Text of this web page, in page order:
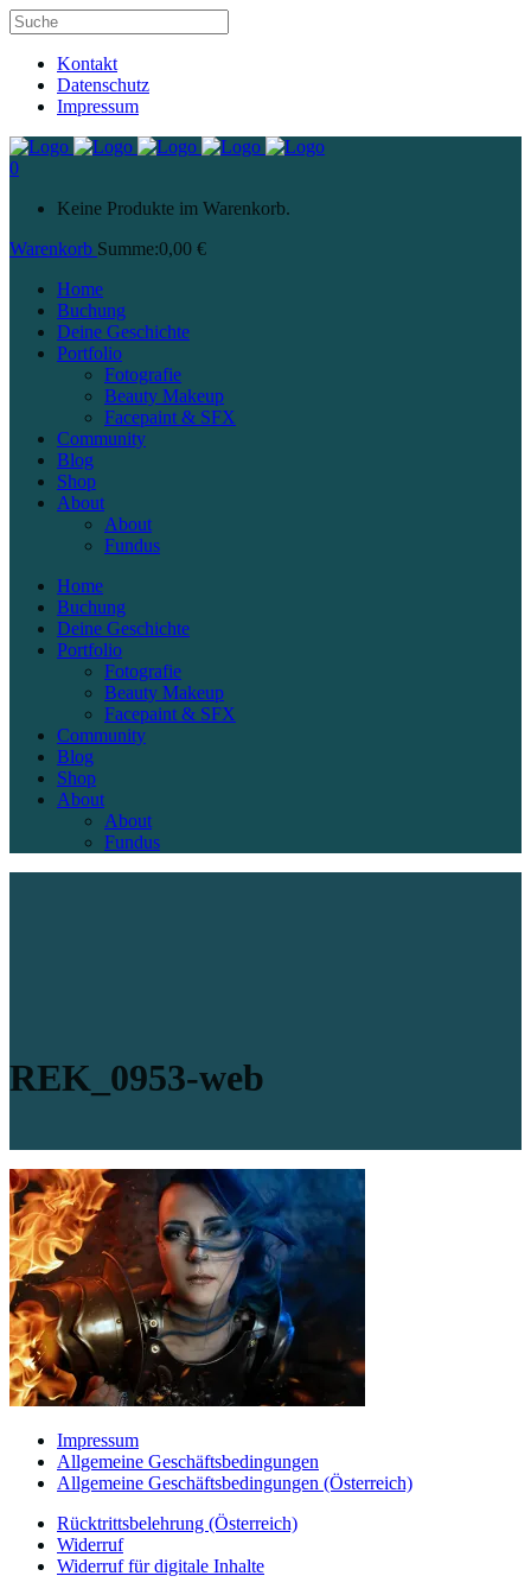
Kontakt
Datenschutz
Impressum
0
Keine Produkte im Warenkorb.
Warenkorb Summe:0,00 €
Home
Buchung
Deine Geschichte
Portfolio
Fotografie
Beauty Makeup
Facepaint & SFX
Community
Blog
Shop
About
About
Fundus
Home
Buchung
Deine Geschichte
Portfolio
Fotografie
Beauty Makeup
Facepaint & SFX
Community
Blog
Shop
About
About
Fundus
REK_0953-web
Impressum
Allgemeine Geschäftsbedingungen
Allgemeine Geschäftsbedingungen (Österreich)
Rücktrittsbelehrung (Österreich)
Widerruf
Widerruf für digitale Inhalte